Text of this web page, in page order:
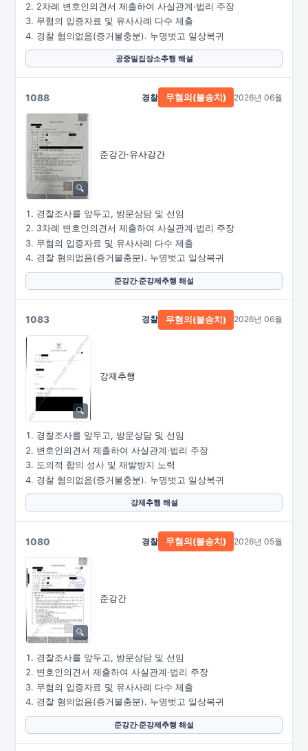
2차례 변호인의견서 제출하여 사실관계·법리 주장
무혐의 입증자료 및 유사사례 다수 제출
경찰 혐의없음(증거불충분). 누명벗고 일상복귀
공중밀집장소추행 해설
1088
준강간·유사강간
경찰 무혐의(불송치) 2026년 06월
경찰조사를 앞두고, 방문상담 및 선임
3차례 변호인의견서 제출하여 사실관계·법리 주장
무혐의 입증자료 및 유사사례 다수 제출
경찰 혐의없음(증거불충분). 누명벗고 일상복귀
준강간·준강제추행 해설
1083
강제추행
경찰 무혐의(불송치) 2026년 06월
경찰조사를 앞두고, 방문상담 및 선임
변호인의견서 제출하여 사실관계·법리 주장
도의적 합의 성사 및 재발방지 노력
경찰 혐의없음(증거불충분). 누명벗고 일상복귀
강제추행 해설
1080
준강간
경찰 무혐의(불송치) 2026년 05월
경찰조사를 앞두고, 방문상담 및 선임
변호인의견서 제출하여 사실관계·법리 주장
무혐의 입증자료 및 유사사례 다수 제출
경찰 혐의없음(증거불충분). 누명벗고 일상복귀
준강간·준강제추행 해설